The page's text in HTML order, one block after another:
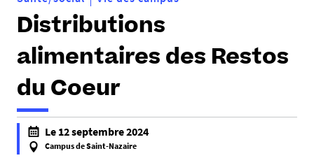
Distributions
alimentaires des Restos
du Coeur
Le 12 septembre 2024
Campus de Saint-Nazaire